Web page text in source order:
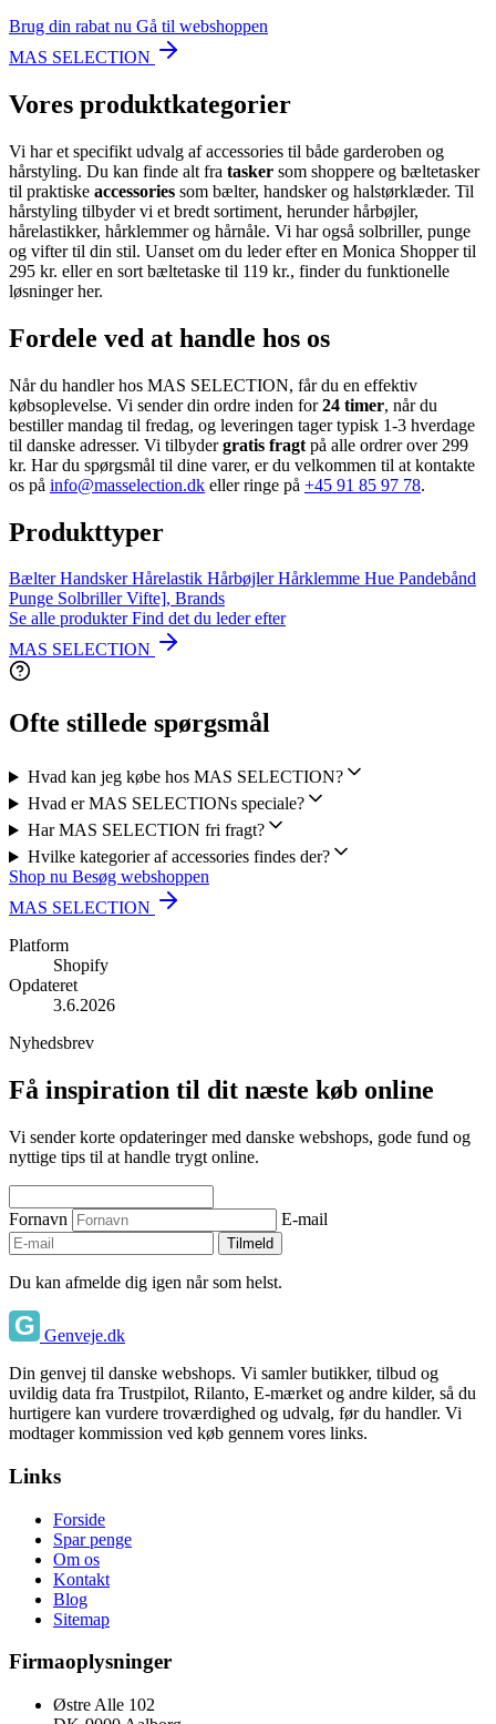
Brug din rabat nu Gå til webshoppen
MAS SELECTION
Vores produktkategorier
Vi har et specifikt udvalg af accessories til både garderoben og
hårstyling. Du kan finde alt fra tasker som shoppere og bæltetasker
til praktiske accessories som bælter, handsker og halstørklæder. Til
hårstyling tilbyder vi et bredt sortiment, herunder hårbøjler,
hårelastikker, hårklemmer og hårnåle. Vi har også solbriller, punge
og vifter til din stil. Uanset om du leder efter en Monica Shopper til
295 kr. eller en sort bæltetaske til 119 kr., finder du funktionelle
løsninger her.
Fordele ved at handle hos os
Når du handler hos MAS SELECTION, får du en effektiv
købsoplevelse. Vi sender din ordre inden for24 timer, når du
bestiller mandag til fredag, og leveringen tager typisk 1-3 hverdage
til danske adresser. Vi tilbydergratis fragt på alle ordrer over 299
kr. Har du spørgsmål til dine varer, er du velkommen til at kontakte
os på info@masselection.dk eller ringe på +45 91 85 97 78.
Produkttyper
BælterHandskerHårelastik HårbøjlerHårklemme Hue Pandebånd
Punge SolbrillerVifte], Brands
Se alle produkterFind det du leder efter
MAS SELECTION
Ofte stillede spørgsmål
Hvad kan jeg købe hos MAS SELECTION?
Hvad er MAS SELECTIONs speciale?
Har MAS SELECTION fri fragt?
Hvilke kategorier af accessories findes der?
Shop nu Besøg webshoppen
MAS SELECTION
Platform
Shopify
Opdateret
3.6.2026
Nyhedsbrev
Få inspiration til dit næste køb online
Vi sender korte opdateringer med danske webshops, gode fund og
nyttige tips til at handle trygt online.
Fornavn E-mail
Tilmeld
Du kan afmelde dig igen når som helst.
Genveje.dk
Din genvej til danske webshops. Vi samler butikker, tilbud og
uvildig data fra Trustpilot, Rilanto, E-mærket og andre kilder, så du
hurtigere kan vurdere troværdighed og udvalg, før du handler. Vi
modtager kommission ved køb gennem vores links.
Links
Forside
Spar penge
Om os
Kontakt
Blog
Sitemap
Firmaoplysninger
Østre Alle 102